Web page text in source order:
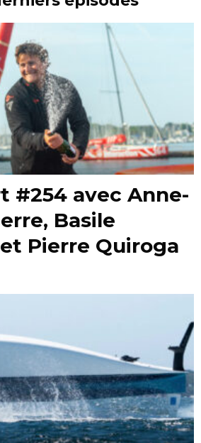
#254 avec Anne-
Basile
Pierre Quiroga